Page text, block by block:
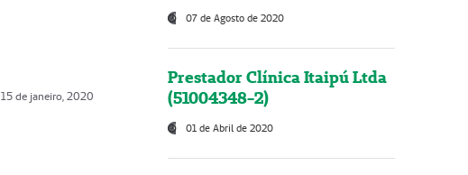
15 de janeiro, 2020
07 de Agosto de 2020
Prestador Clínica Itaipú Ltda
(51004348-2)
01 de Abril de 2020